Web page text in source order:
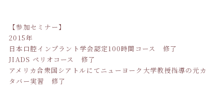
【参加セミナー】
2015年
日本口腔インプラント学会認定100時間コース 修了
JIADS ペリオコース 修了
アメリカ合衆国シアトルにてニューヨーク大学教授指導の元カ
タバー実習 修了